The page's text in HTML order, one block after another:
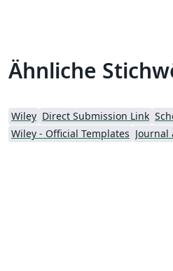
Ähnliche
Wiley Direct Submission Link
Wiley - Official Templates Journal